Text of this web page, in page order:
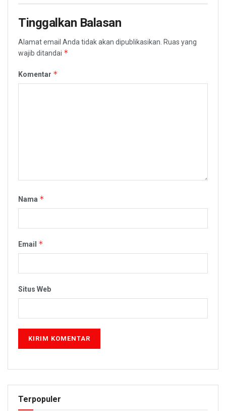
Tinggalkan Balasan
Alamat email Anda tidak akan dipublikasikan. Ruas yang
wajib ditandai *
Komentar *
Nama *
Email *
Situs Web
Terpopuler